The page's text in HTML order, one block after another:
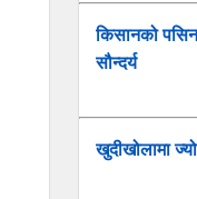
किसानको
सौन्दर्य
खुदीखोलामा